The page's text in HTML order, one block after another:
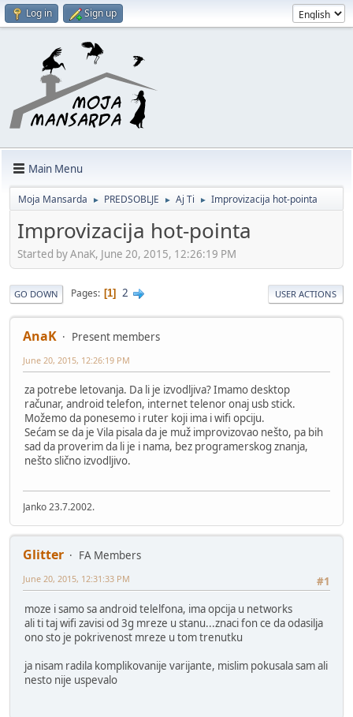
Log in Sign up
Main Menu
Moja Mansarda ► PREDSOBLJE ► Aj Ti ► Improvizacija hot-pointa
Improvizacija hot-pointa
Started by AnaK, June 20, 2015, 12:26:19 PM
GO DOWN Pages 1 2 USER ACTIONS
AnaK Present members
June 20, 2015, 12:26:19 PM
za potrebe letovanja. Da li je izvodljiva? Imamo desktop
računar, android telefon, internet telenor onaj usb stick.
Možemo da ponesemo i ruter koji ima i wifi opciju.
Sećam se da je Vila pisala da je muž improvizovao nešto, pa bih
sad da proverim da li je i nama, bez programerskog znanja,
nešto slično izvodljivo.
Janko 23.7.2002.
Glitter
FA Members
#1
June 20, 2015, 12:31:33 PM
moze i samo sa android telelfona, ima opcija u networks
ali ti taj wifi zavisi od 3g mreze u stanu...znaci fon ce da odasilja
ono sto je pokrivenost mreze u tom trenutku
ja nisam radila komplikovanije varijante, mislim pokusala sam ali
nesto nije uspevalo